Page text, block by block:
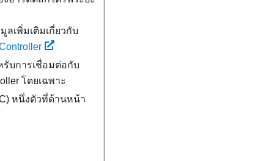
ลเพิ่มเติมเกี่ยวกับ
บการเชื่อมต่อกับ
โดยเฉพาะ
หนึ่งตัวที่ด้านหน้า